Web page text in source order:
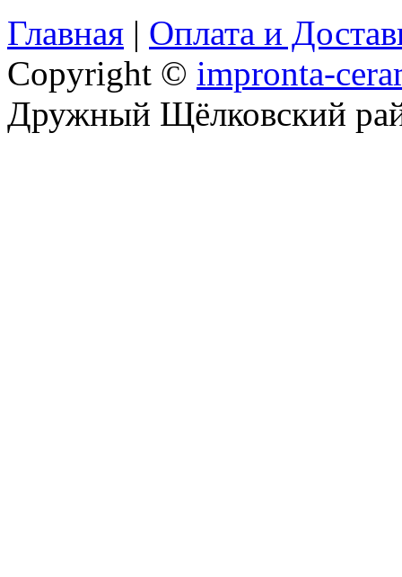
Главная | Оплата и
Copyright © impronta-
Дружный Щёлковский